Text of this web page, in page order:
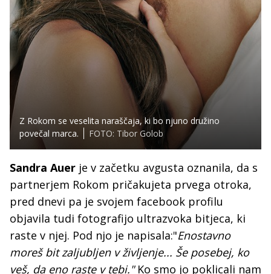
Z Rokom se veselita naraščaja, ki bo njuno družino
povečal marca.
FOTO: Tibor Golob
Sandra Auer je v začetku avgusta oznanila, da s
partnerjem Rokom pričakujeta prvega otroka,
pred dnevi pa je svojem facebook profilu
objavila tudi fotografijo ultrazvoka bitjeca, ki
raste v njej. Pod njo je napisala:"Enostavno
moreš bit zaljubljen v življenje... Še posebej, ko
veš, da eno raste v tebi."Ko smo jo poklicali nam